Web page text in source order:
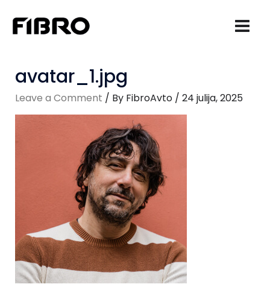
content
avatar_1.jpg
Leave a Comment / By FibroAvto / 24 julija, 2025